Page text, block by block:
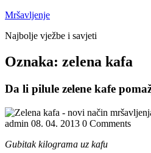
Skip
content
Mršavljenje
Najbolje vježbe i savjeti
Close
Menu
Oznaka: zelena kafa
Da li pilule zelene kafe
admin 08. 04. 2013 0 Comments
Gubitak kilograma uz kafu